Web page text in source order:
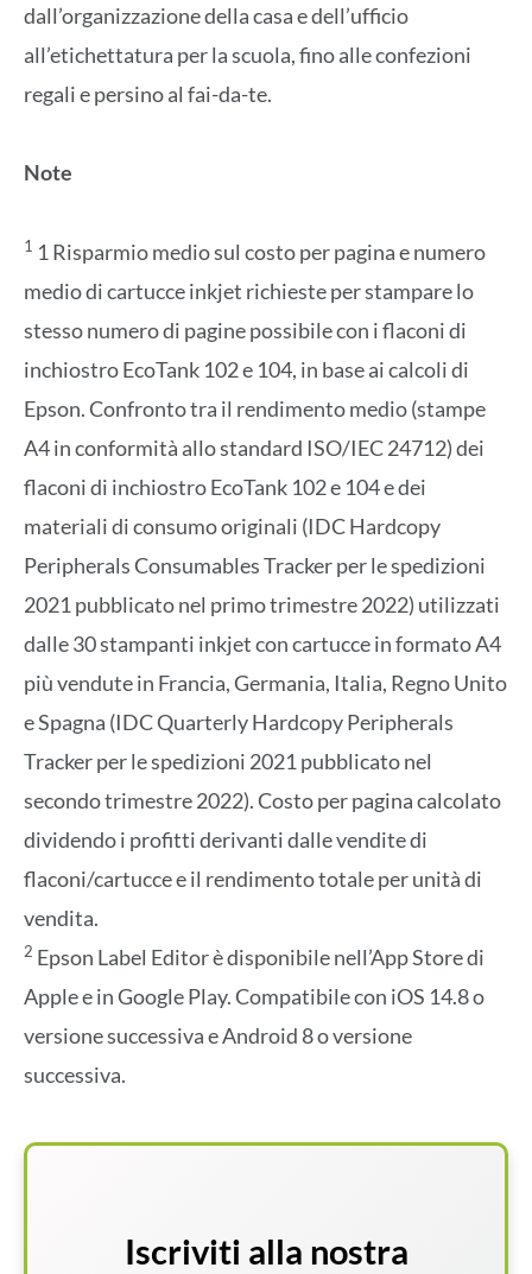
dall’organizzazione della casa e dell’ufficio
all’etichettatura per la scuola, fino alle confezioni
regali e persino al fai-da-te.
Note
1 1 Risparmio medio sul costo per pagina e numero
medio di cartucce inkjet richieste per stampare lo
stesso numero di pagine possibile con i flaconi di
inchiostro EcoTank 102 e 104, in base ai calcoli di
Epson. Confronto tra il rendimento medio (stampe
A4 in conformità allo standard ISO/IEC 24712) dei
flaconi di inchiostro EcoTank 102 e 104 e dei
materiali di consumo originali (IDC Hardcopy
Peripherals Consumables Tracker per le spedizioni
2021 pubblicato nel primo trimestre 2022) utilizzati
dalle 30 stampanti inkjet con cartucce in formato A4
più vendute in Francia, Germania, Italia, Regno Unito
e Spagna (IDC Quarterly Hardcopy Peripherals
Tracker per le spedizioni 2021 pubblicato nel
secondo trimestre 2022). Costo per pagina calcolato
dividendo i profitti derivanti dalle vendite di
flaconi/cartucce e il rendimento totale per unità di
vendita.
2 Epson Label Editor è disponibile nell’App Store di
Apple e in Google Play. Compatibile con iOS 14.8 o
versione successiva e Android 8 o versione
successiva.
Iscriviti alla nostra